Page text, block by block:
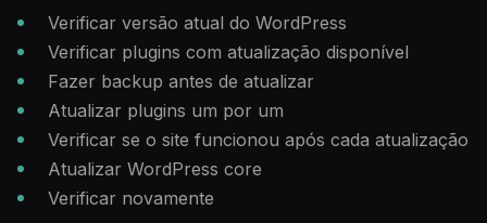
Verificar versão atual do WordPress
Verificar plugins com atualização disponível
Fazer backup antes de atualizar
Atualizar plugins um por um
Verificar se o site funcionou após cada atualização
Atualizar WordPress core
Verificar novamente